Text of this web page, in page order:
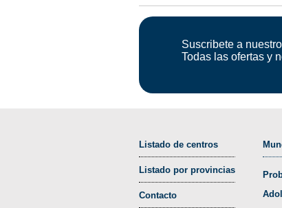
Suscribete a
Todas las ofertas y
Listado de centros
Listado por provincias
Contacto